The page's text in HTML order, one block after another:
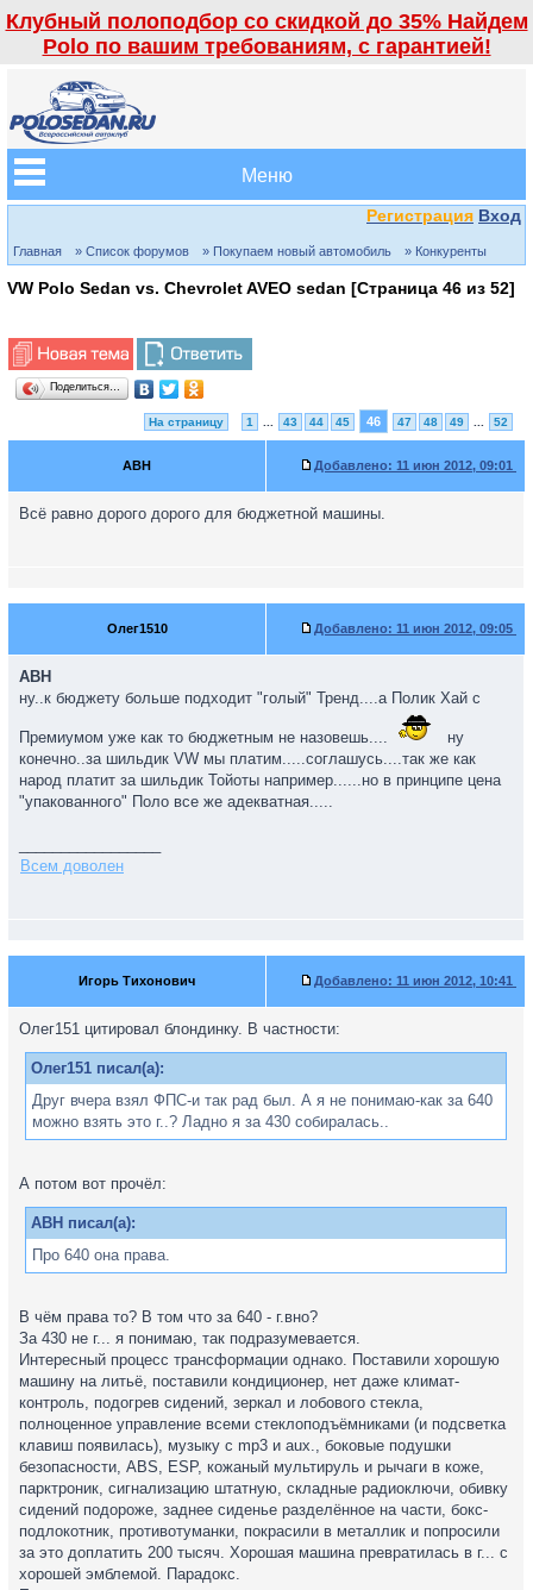
Клубный полоподбор со скидкой до 35% Найдем
Polo по вашим требованиям, с гарантией!
Меню
Регистрация Вход
Главная » Список форумов » Покупаем новый автомобиль » Конкуренты
VW Polo Sedan vs. Chevrolet AVEO sedan [Страница 46 из 52]
Поделиться…
На страницу 1 43 44 45 46 47 48 49 52
ABH Добавлено: 11 июн 2012, 09:01
Всё равно дорого дорого для бюджетной машины.
Олег1510 Добавлено: 11 июн 2012, 09:05
ABH
ну..к бюджету больше подходит "голый" Тренд....а Полик Хай с
Премиумом уже как то бюджетным не назовешь....
ну
конечно..за шильдик VW мы платим.....соглашусь....так же как
народ платит за шильдик Тойоты например......но в принципе цена
"упакованного" Поло все же адекватная.....
Всем доволен
Игорь Тихонович Добавлено: 11 июн 2012, 10:41
Олег151 цитировал блондинку. В частности:
Олег151 писал(а):
Друг вчера взял ФПС-и так рад был. А я не понимаю-как за 640
можно взять это г..? Ладно я за 430 собиралась..
А потом вот прочёл:
ABH писал(а):
Про 640 она права.
В чём права то? В том что за 640 - г.вно?
За 430 не г... я понимаю, так подразумевается.
Интересный процесс трансформации однако. Поставили хорошую
машину на литьё, поставили кондиционер, нет даже климат-
контроль, подогрев сидений, зеркал и лобового стекла,
полноценное управление всеми стеклоподъёмниками (и подсветка
клавиш появилась), музыку с mp3 и aux., боковые подушки
безопасности, ABS, ESP, кожаный мультируль и рычаги в коже,
парктроник, сигнализацию штатную, складные радиоключи, обивку
сидений подороже, заднее сиденье разделённое на части, бокс-
подлокотник, противотуманки, покрасили в металлик и попросили
за это доплатить 200 тысяч. Хорошая машина превратилась в г... с
хорошей эмблемой. Парадокс.